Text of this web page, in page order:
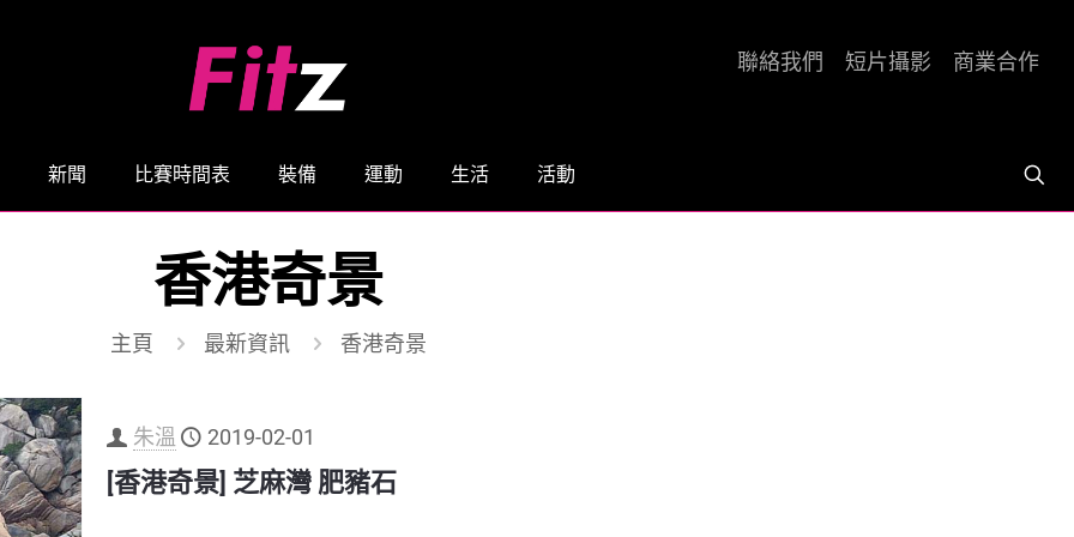
新聞 比賽時間表 裝備 運動 生活 活動
聯絡我們 短片攝影 商業合作
香港奇景
主頁 最新資訊 香港奇景
朱溫 2019-02-01
[香港奇景] 芝麻灣 肥豬石